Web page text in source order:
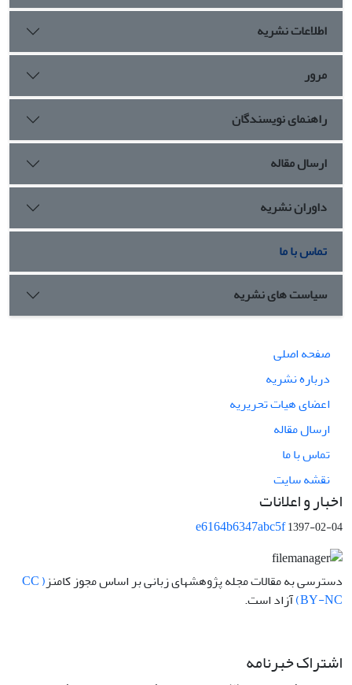
اطلاعات نشریه
مرور
راهنمای نویسندگان
ارسال مقاله
داوران نشریه
تماس با ما
سیاست های نشریه
صفحه اصلی
درباره نشریه
اعضای هیات تحریریه
ارسال مقاله
تماس با ما
نقشه سایت
اخبار و اعلانات
e6164b6347abc5f1397-02-04
دسترسی به مقالات مجله پژوهشهای زبانی بر اساس مجوز کامنز ( CC
BY-NC) آزاد است.
اشتراک خبرنامه